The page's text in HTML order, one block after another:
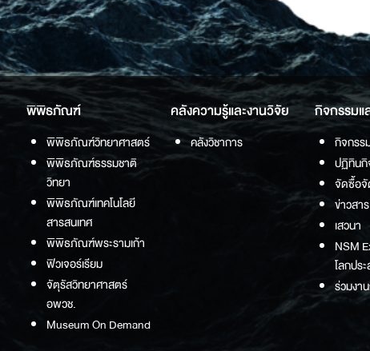
พิพิธภัณฑ์
พิพิธภัณฑ์วิทยาศาสตร์
พิพิธภัณฑ์ธรรมชาติ
วิทยา
พิพิธภัณฑ์เทคโนโลยี
สารสนเทศ
พิพิธภัณฑ์พระรามเก้า
ฟิวเจอร์เรียม
จัตุรัสวิทยาศาสตร์
อพวช.
Museum On Demand
คลังความรู้และงานวิจัย
คลังวิชาการ
กิจกรรมแ
กิจกรร
ปฏิทิน
จัดซื้อ
ข่าวสา
เสวนา
NSM
โลกปร
ร่วมงา